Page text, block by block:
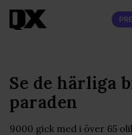
Se de härliga
paraden
9000 gick med i över 65